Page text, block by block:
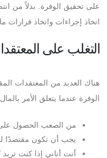
على تحقيق الوفرة. بدلاً من
اتخاذ إجراءات واتخاذ قرارات
التغلب على
هناك العديد من المعتقدات
الوفرة عندما يتعلق الأمر
من الصعب الحصول
يجب أن تكون مقتصدًا
أنت أناني إذا كنت